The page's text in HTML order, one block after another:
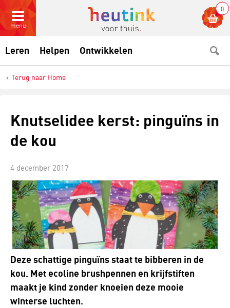
menu
0
Leren Helpen Ontwikkelen
Terug naar Home
Knutselidee kerst: pinguïns in
de kou
4 december 2017
Deze schattige pinguïns staat te bibberen in de
kou. Met ecoline brushpennen en krijfstiften
maakt je kind zonder knoeien deze mooie
winterse luchten.